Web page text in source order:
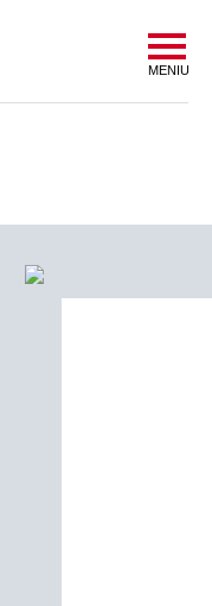
MENIU